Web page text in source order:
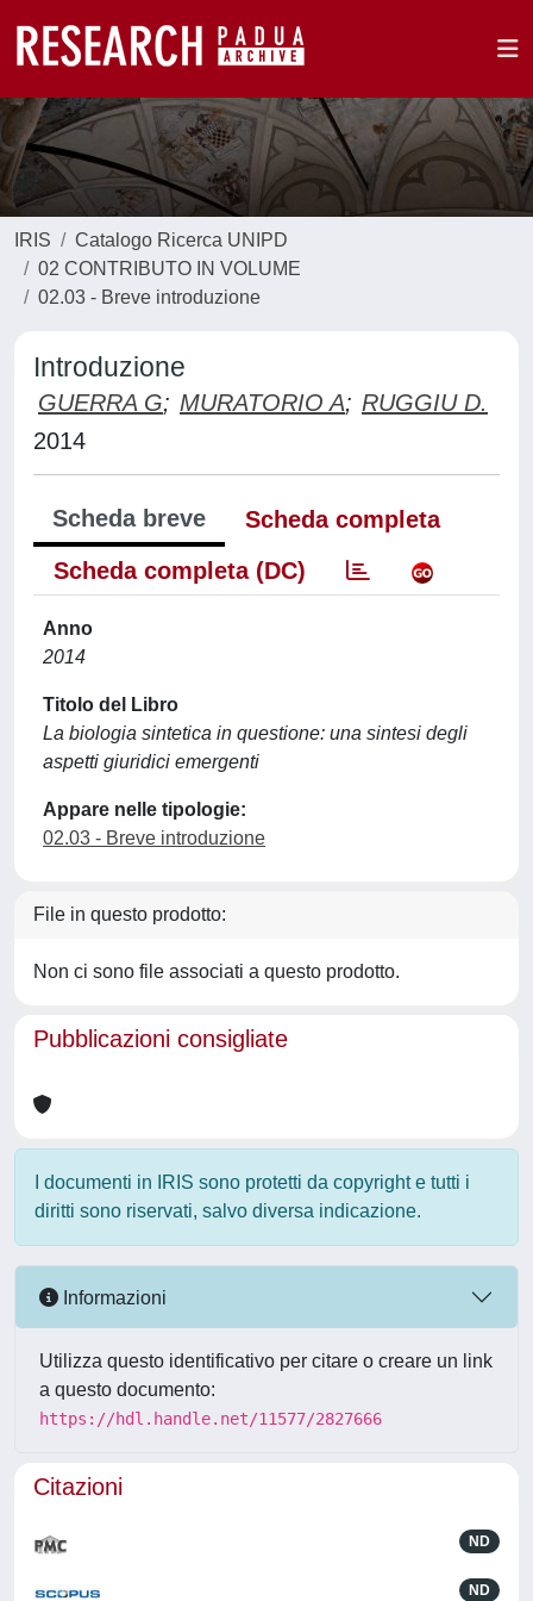
IRIS
Catalogo Ricerca UNIPD
02 CONTRIBUTO IN VOLUME
02.03 - Breve introduzione
Introduzione
GUERRA G; MURATORIO A; RUGGIU D.
2014
Scheda breve
Scheda completa
Scheda completa (DC)
Anno
2014
Titolo del Libro
La biologia sintetica in questione: una sintesi degli
aspetti giuridici emergenti
Appare nelle tipologie:
02.03 - Breve introduzione
File in questo prodotto:
Non ci sono file associati a questo prodotto.
Pubblicazioni consigliate
I documenti in IRIS sono protetti da copyright e tutti i
diritti sono riservati, salvo diversa indicazione.
Informazioni
Utilizza questo identificativo per citare o creare un link
a questo documento:
https://hdl.handle.net/11577/2827666
Citazioni
ND
ND